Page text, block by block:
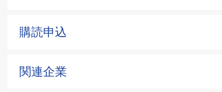
購読申込
関連企業